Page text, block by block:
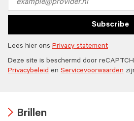
address
Subscribe
Lees hier ons Privacy statement
Deze site is beschermd door
Privacybeleid en Servicevoorwaarden
Brillen